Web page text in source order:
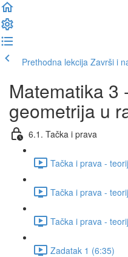
Prethodna lekcija Završi i
Matematika 3
geometrija u
6.1. Tačka i prava
Tačka i prava -
Tačka i prava -
Tačka i prava -
Zadatak 1 (6:35)